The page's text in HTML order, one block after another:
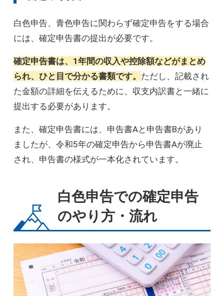
白色申告、青色申告に関わらず確定申告をする場合
には、確定申告書の提出が必要です。
確定申告書は、1年間の収入や控除額などがまとめ
られ、ひと目で分かる書類です。 ただし、記載され
た金額の詳細を伝えるために、収支内訳書と一緒に
提出する必要があります。
また、確定申告書には、申告書Aと申告書Bがあり
ましたが、令和5年の確定申告から申告書Aが廃止
され、申告書の様式が一本化されています。
白色申告での確定申告
のやり方・流れ